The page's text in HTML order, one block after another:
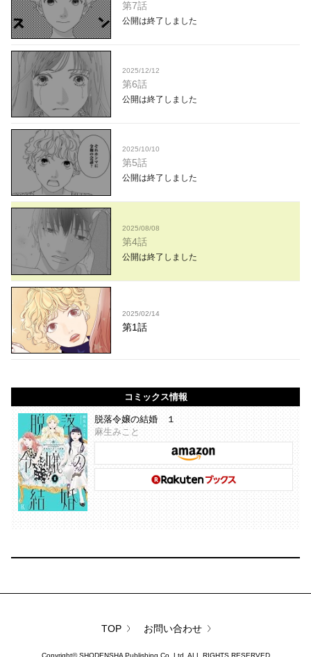
第7話
公開は終了しました
2025/12/12
第6話
公開は終了しました
2025/10/10
第5話
公開は終了しました
2025/08/08
第4話
公開は終了しました
2025/02/14
第1話
コミックス情報
脱落令嬢の結婚 １
麻生みこと
TOP お問い合わせ
Copyright©SHODENSHA Publishing Co.,Ltd. ALL RIGHTS RESERVED